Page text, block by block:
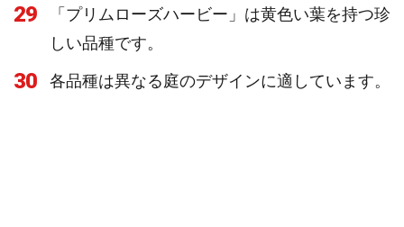
29
「プリムローズハービー」は黄色い葉を持つ珍
しい品種です。
30 各品種は異なる庭のデザインに適しています。